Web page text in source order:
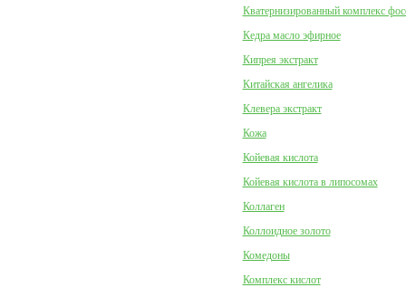
Кватернизированный комплекс
Кедра масло эфирное
Кипрея экстракт
Китайская ангелика
Клевера экстракт
Кожа
Койевая кислота
Койевая кислота в липосомах
Коллаген
Коллоидное золото
Комедоны
Комплекс кислот